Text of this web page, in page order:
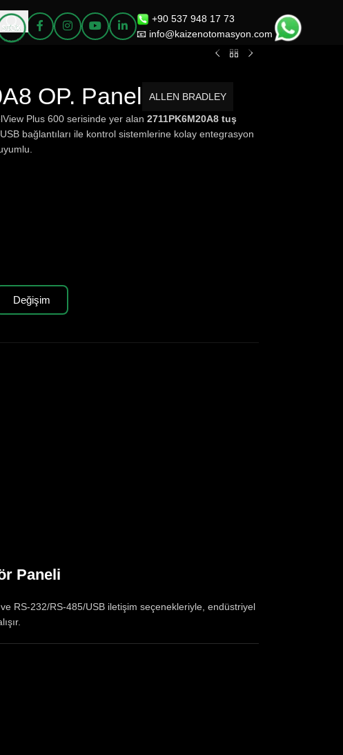
+90 537 948 17 73
📧 info@kaizenotomasyon.com
OP. Panel
ALLEN BRADLEY
Plus 600 serisinde yer alan 2711PK6M20A8 tuş
bağlantıları ile kontrol sistemlerine kolay entegrasyon
Değişim
Paneli
RS-232/RS-485/USB iletişim seçenekleriyle, endüstriyel